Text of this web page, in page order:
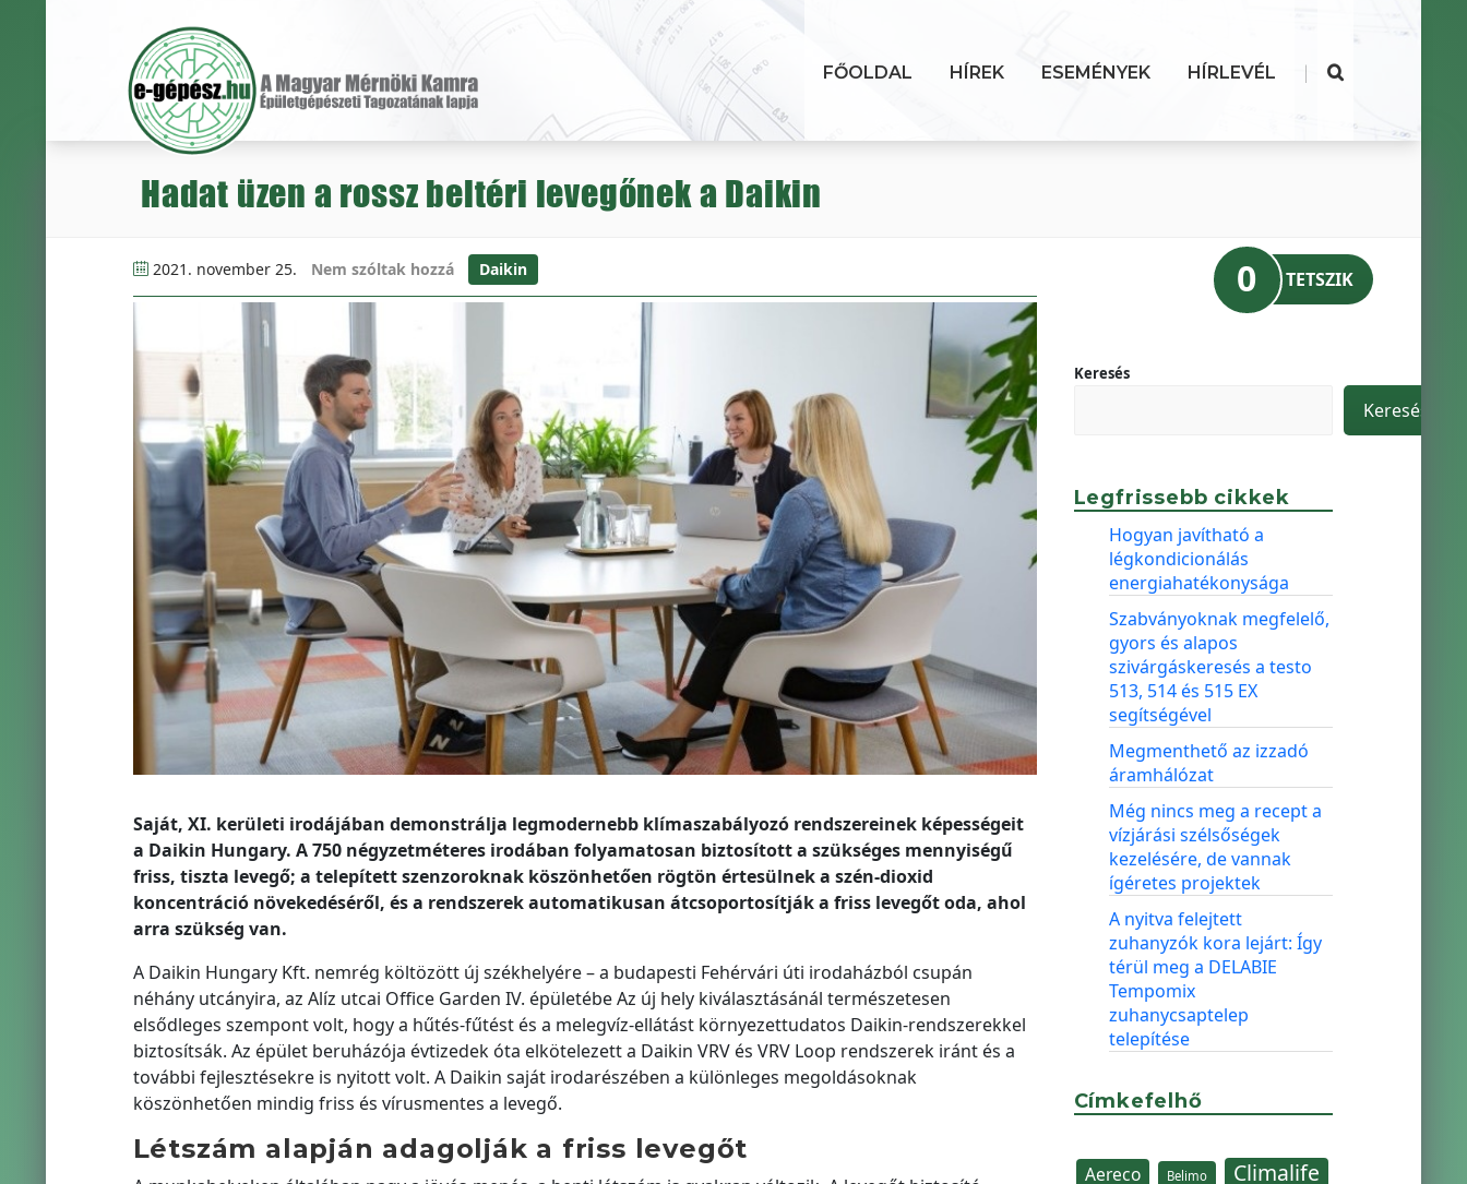
FŐOLDAL HÍREK ESEMÉNYEK HÍRLEVÉL |
Hadat üzen a rossz beltéri levegőnek a Daikin
2021. november 25. Nem szóltak hozzá Daikin
Saját, XI. kerületi irodájában demonstrálja legmodernebb klímaszabályozó rendszereinek képességeit
a Daikin Hungary. A 750 négyzetméteres irodában folyamatosan biztosított a szükséges mennyiségű
friss, tiszta levegő; a telepített szenzoroknak köszönhetően rögtön értesülnek a szén-dioxid
koncentráció növekedéséről, és a rendszerek automatikusan átcsoportosítják a friss levegőt oda, ahol
arra szükség van.
A Daikin Hungary Kft. nemrég költözött új székhelyére – a budapesti Fehérvári úti irodaházból csupán
néhány utcányira, az Alíz utcai Office Garden IV. épületébe Az új hely kiválasztásánál természetesen
elsődleges szempont volt, hogy a hűtés-fűtést és a melegvíz-ellátást környezettudatos Daikin-rendszerekkel
biztosítsák. Az épület beruházója évtizedek óta elkötelezett a Daikin VRV és VRV Loop rendszerek iránt és a
további fejlesztésekre is nyitott volt. A Daikin saját irodarészében a különleges megoldásoknak
köszönhetően mindig friss és vírusmentes a levegő.
Létszám alapján adagolják a friss levegőt
0 TETSZIK
Keresés
Keresés
Legfrissebb cikkek
Hogyan javítható a
légkondicionálás
energiahatékonysága
Szabványoknak megfelelő,
gyors és alapos
szivárgáskeresés a testo
513, 514 és 515 EX
segítségével
Megmenthető az izzadó
áramhálózat
Még nincs meg a recept a
vízjárási szélsőségek
kezelésére, de vannak
ígéretes projektek
A nyitva felejtett
zuhanyzók kora lejárt: Így
térül meg a DELABIE
Tempomix
zuhanycsaptelep
telepítése
Címkefelhő
Aereco Belimo
Climalife